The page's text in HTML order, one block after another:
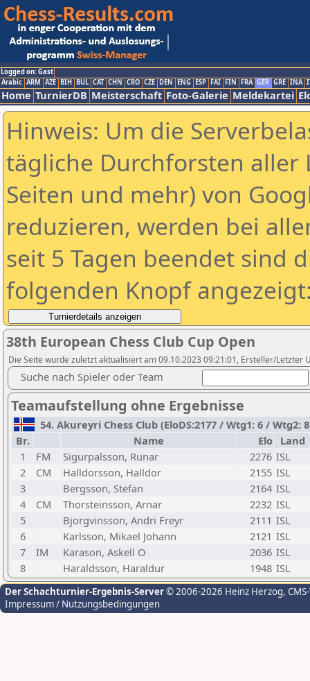
Logged on: Gast
Arabic ARM AZE BIH BUL CAT CHN CRO CZE DEN ENG ESP FAI FIN FRA GER GRE INA
Home TurnierDB Meisterschaft Foto-Galerie Meldekartei
Hinweis: Um die
tägliche Durchforsten aller
Seiten und mehr) von
reduzieren, werden bei
seit 5 Tagen beendet sind
folgenden Knopf
38th European Chess Club Cup Open
Die Seite wurde zuletzt aktualisiert am 09.10.2023 09:21:01, Ersteller/Letzter
Suche nach Spieler oder Team
Teamaufstellung ohne Ergebnisse
54. Akureyri Chess Club (EloDS:2177 / Wtg1: 6 /
Br.
Name Elo Land
1
FM Sigurpalsson, Runar 2276 ISL
2
CM Halldorsson, Halldor 2155 ISL
3
Bergsson, Stefan 2164 ISL
4
CM Thorsteinsson, Arnar 2232 ISL
5
Bjorgvinsson, Andri Freyr 2111 ISL
6
Karlsson, Mikael Johann 2121 ISL
7
IM Karason, Askell O 2036 ISL
8
Haraldsson, Haraldur 1948 ISL
Der Schachturnier-Ergebnis-Server© 2006-2026 Heinz Herzog,
Impressum / Nutzungsbedingungen